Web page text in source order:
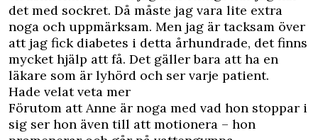
det med sockret. Då måste jag vara lite extra
noga och uppmärksam. Men jag är tacksam över
att jag fick diabetes i detta århundrade, det finns
mycket hjälp att få. Det gäller bara att ha en
läkare som är lyhörd och ser varje patient.
Hade velat veta mer
Förutom att Anne är noga med vad hon stoppar i
sig ser hon även till att motionera – hon